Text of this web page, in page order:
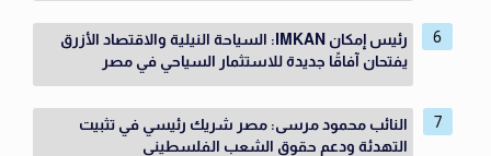
رئيس إمكان IMKAN: السياحة النيلية والاقتصاد الأزرق
يفتحان آفاقًا جديدة للاستثمار السياحي في مصر
النائب محمود مرسى: مصر شريك رئيسي في تثبيت
التهدئة ودعم حقوق الشعب الفلسطيني